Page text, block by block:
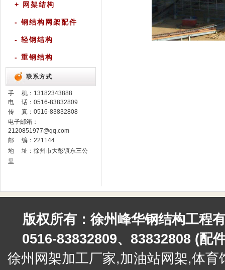
+ 网架结构
- 钢结构网架配件
- 轻钢结构
- 重钢结构
联系方式
手 机： 13182343888
电 话：0516-83832809
传 真：0516-83832808
电子邮箱：
2120851977@qq.com
邮 编：221144
地 址：徐州市大彭镇东三公
里
版权所有：徐州峰华钢结构工程
0516-83832809、83832808 (配
徐州网架加工厂家,加油站网架,体育